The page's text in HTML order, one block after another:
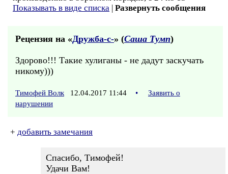
Показывать в виде списка | Развернуть сообщения
Рецензия на «Дружба-с-» (Саша Тумп)
Здорово!!! Такие хулиганы - не дадут заскучать
никому)))
Тимофей Волк 12.04.2017 11:44 •
Заявить о
нарушении
+ добавить замечания
Спасибо, Тимофей!
Удачи Вам!